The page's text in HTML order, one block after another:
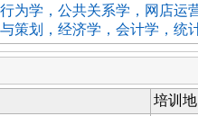
为学，公共关系学，网店运
策划，经济学，会计学，统
培训